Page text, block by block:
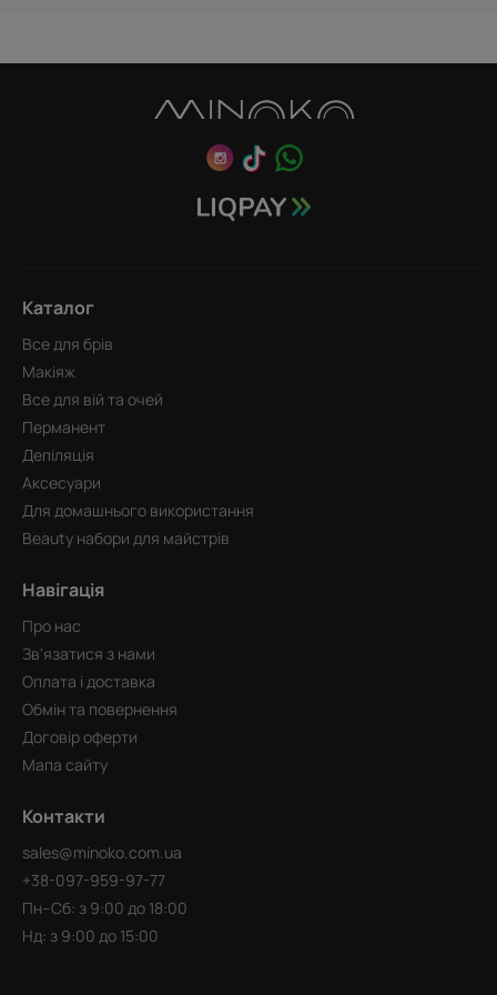
Каталог
Все для брів
Макіяж
Все для вій та очей
Перманент
Депіляція
Аксесуари
Для домашнього використання
Beauty набори для майстрів
Навігація
Про нас
Зв'язатися з нами
Оплата і доставка
Обмін та повернення
Договір оферти
Мапа сайту
Контакти
sales@minoko.com.ua
+38-097-959-97-77
Пн–Сб: з 9:00 до 18:00
Нд: з 9:00 до 15:00